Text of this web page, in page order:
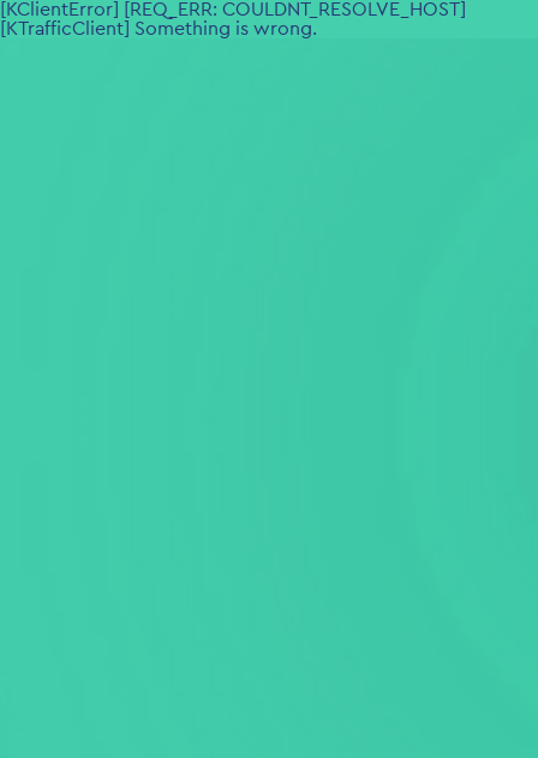
[KClientError] [REQ_ERR: COULDNT_RESOLVE_HOST]
[KTrafficClient] Something is wrong.